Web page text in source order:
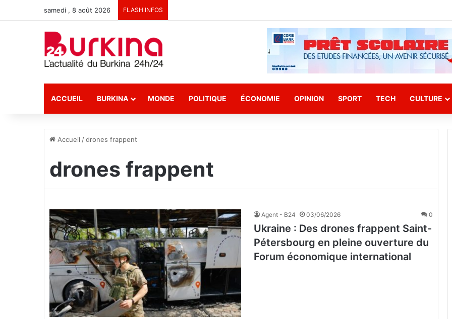
samedi , 8 août 2026 FLASH INFOS
ACCUEIL BURKINA MONDE POLITIQUE ÉCONOMIE OPINION SPORT TECH CULTURE
Accueil /drones frappent
drones frappent
Agent - B24 03/06/2026 0
Ukraine : Des drones frappent Saint-
Pétersbourg en pleine ouverture du
Forum économique international